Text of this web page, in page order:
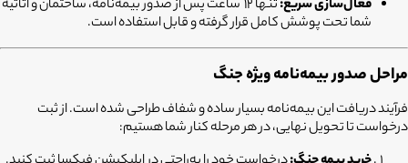
فعال‌سازی سریع:
تنها 12 ساعت پس از صدور بیمه‌نامه، ساختمان و اثاثیه
شما تحت پوشش کامل قرار گرفته و قابل استفاده است.
مراحل صدور بیمه‌نامه ویژه جنگ
فرآیند دریافت این بیمه‌نامه بسیار ساده و شفاف طراحی شده است. از ثبت
درخواست تا تحویل نهایی، در هر مرحله کنار شما هستیم: